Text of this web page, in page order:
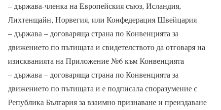
– държава-членка на Европейския съюз, Исландия,
Лихтенщайн, Норвегия, или Конфедерация Швейцария
– държава – договаряща страна по Конвенцията за
движението по пътищата и свидетелството да отговаря на
изискванията на Приложение №6 към Конвенцията
– държава – договаряща страна по Конвенцията за
движението по пътищата и е подписала споразумение с
Република България за взаимно признаване и преиздаване